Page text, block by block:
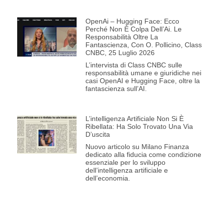
OpenAi – Hugging Face: Ecco
Perché Non È Colpa Dell’Ai. Le
Responsabilità Oltre La
Fantascienza, Con O. Pollicino, Class
CNBC, 25 Luglio 2026
L’intervista di Class CNBC sulle
responsabilità umane e giuridiche nei
casi OpenAI e Hugging Face, oltre la
fantascienza sull’AI.
L’intelligenza Artificiale Non Si È
Ribellata: Ha Solo Trovato Una Via
D’uscita
Nuovo articolo su Milano Finanza
dedicato alla fiducia come condizione
essenziale per lo sviluppo
dell’intelligenza artificiale e
dell’economia.